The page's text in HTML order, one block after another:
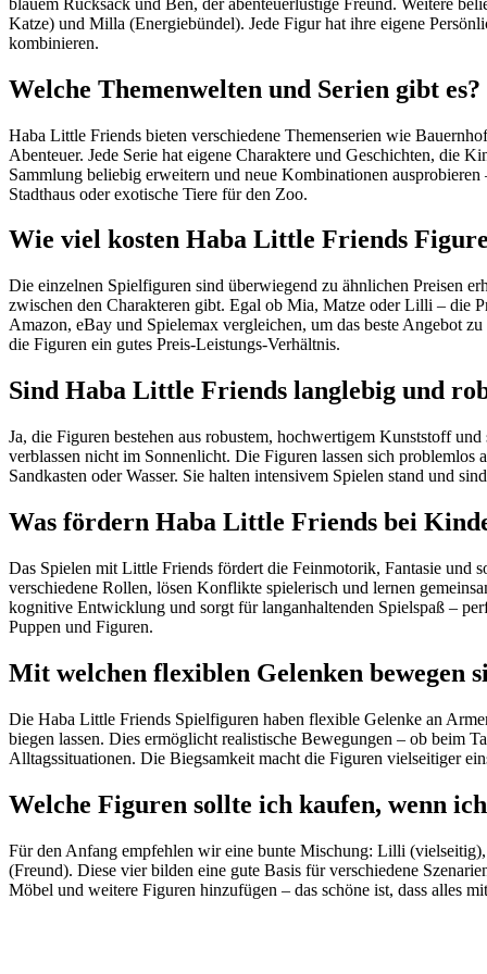
Katze) und Milla (Energiebündel). Jede Figur hat ihre eigene
kombinieren.
Welche Themenwelten und Serien gibt es?
Haba Little Friends bieten verschiedene Themenserien wie
Abenteuer. Jede Serie hat eigene Charaktere und Geschichten, die
Sammlung beliebig erweitern und neue Kombinationen
Stadthaus oder exotische Tiere für den Zoo.
Wie viel kosten Haba Little Friends
Die einzelnen Spielfiguren sind überwiegend zu ähnlichen Preisen
zwischen den Charakteren gibt. Egal ob Mia, Matze oder Lilli – die
Amazon, eBay und Spielemax vergleichen, um das beste Angebot
die Figuren ein gutes Preis-Leistungs-Verhältnis.
Sind Haba Little Friends langlebig und
Ja, die Figuren bestehen aus robustem, hochwertigem Kunststoff
verblassen nicht im Sonnenlicht. Die Figuren lassen sich problemlos
Sandkasten oder Wasser. Sie halten intensivem Spielen stand und
Was fördern Haba Little Friends bei
Das Spielen mit Little Friends fördert die Feinmotorik, Fantasie und
verschiedene Rollen, lösen Konflikte spielerisch und lernen
kognitive Entwicklung und sorgt für langanhaltenden Spielspaß –
Puppen und Figuren.
Mit welchen flexiblen Gelenken bewegen
Die Haba Little Friends Spielfiguren haben flexible Gelenke an
biegen lassen. Dies ermöglicht realistische Bewegungen – ob beim
Alltagssituationen. Die Biegsamkeit macht die Figuren vielseitiger
Welche Figuren sollte ich kaufen, wenn
Für den Anfang empfehlen wir eine bunte Mischung: Lilli
(Freund). Diese vier bilden eine gute Basis für verschiedene
Möbel und weitere Figuren hinzufügen – das schöne ist, dass alles